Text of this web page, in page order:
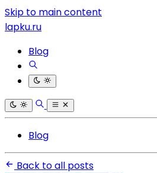
Skip to main content
lapku.ru
Blog
Blog
Back to all posts